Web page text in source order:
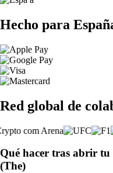
Hecho para
Red global de
Qué hacer tras abrir
(The)